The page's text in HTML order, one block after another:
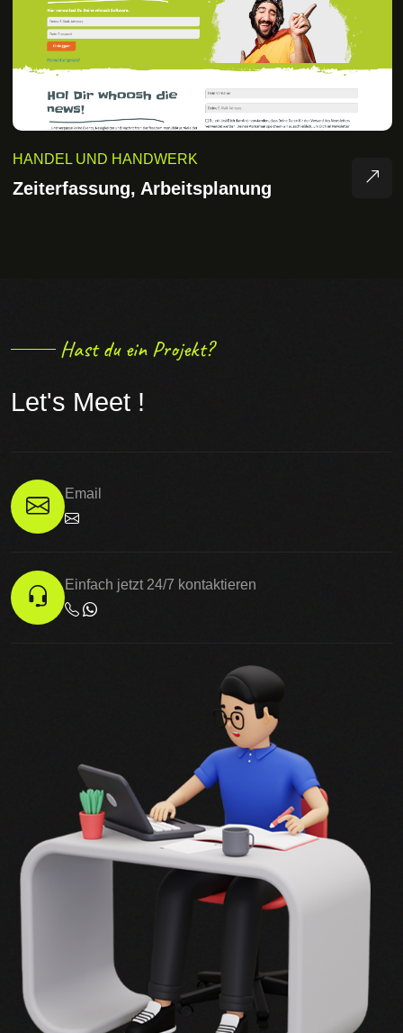
HANDEL UND HANDWERK
Zeiterfassung, Arbeitsplanung
Hast du ein Projekt?
Let's Meet !
Email
Einfach jetzt 24/7 kontaktieren